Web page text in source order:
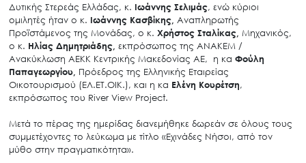
Δυτικής Στερεάς Ελλάδας, κ. Ιωάννης Σελιμάς, ενώ κύριοι
ομιλητές ήταν ο κ. Ιωάννης Κασβίκης, Αναπληρωτής
Προϊστάμενος της Μονάδας, ο κ. Χρήστος Σταλίκας, Μηχανικός,
ο κ. Ηλίας Δημητριάδης, εκπρόσωπος της ΑΝΑΚΕΜ /
Ανακύκλωση ΑΕΚΚ Κεντρικής Μακεδονίας ΑΕ, η κα Φούλη
Παπαγεωργίου, Πρόεδρος της Ελληνικής Εταιρείας
Οικοτουρισμού (ΕΛ.ΕΤ.ΟΙΚ.), και η κα Ελένη Κουρέτση,
εκπρόσωπος του River View Project.
Μετά το πέρας της ημερίδας διανεμήθηκε δωρεάν σε όλους τους
συμμετέχοντες το λεύκωμα με τίτλο «Εχινάδες Νήσοι, από τον
μύθο στην πραγματικότητα».